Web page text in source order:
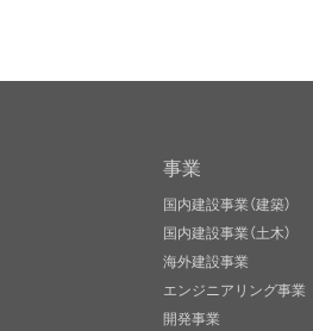
事業
国内建設事業（建築）
国内建設事業（土木）
海外建設事業
エンジニアリング事業
開発事業